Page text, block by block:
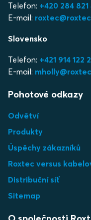
Telefon: +420 284 821
E-mail:
Slovensko
Telefon: +421 914 122
E-mail:
Pohotové odkazy
Odvětví
Produkty
Úspěchy zákazníků
Roxtec versus
Distribuční síť
Sitemap